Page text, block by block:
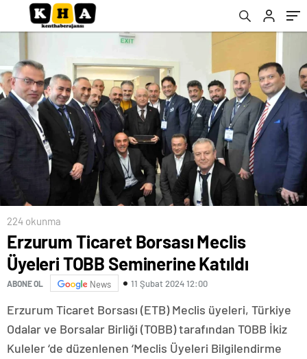
224 okunma
Erzurum Ticaret Borsası Meclis
Üyeleri TOBB Seminerine Katıldı
ABONE OL News 11 Şubat 2024 12:00
Erzurum Ticaret Borsası (ETB) Meclis üyeleri, Türkiye
Odalar ve Borsalar Birliği (TOBB) tarafından TOBB İkiz
Kuleler ‘de düzenlenen ‘Meclis Üyeleri Bilgilendirme